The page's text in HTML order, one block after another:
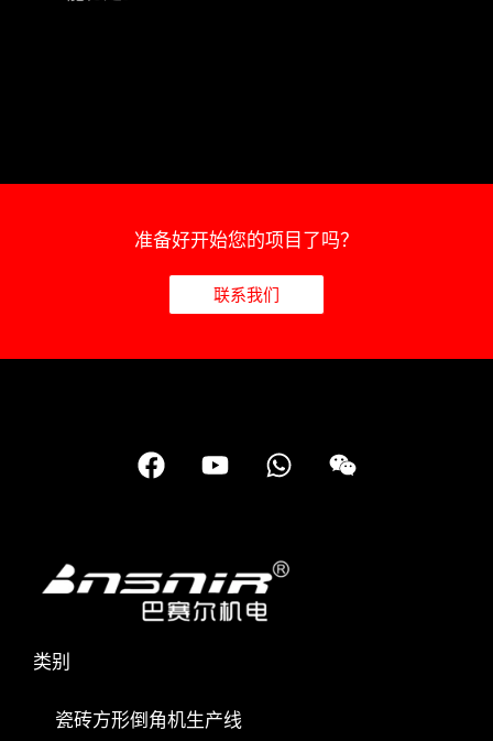
准备好开始您的项目了吗？
联系我们
在
F
b
o
Y
o
b
e
W
h
s
a
微
信
类别
瓷砖方形倒角机生产线